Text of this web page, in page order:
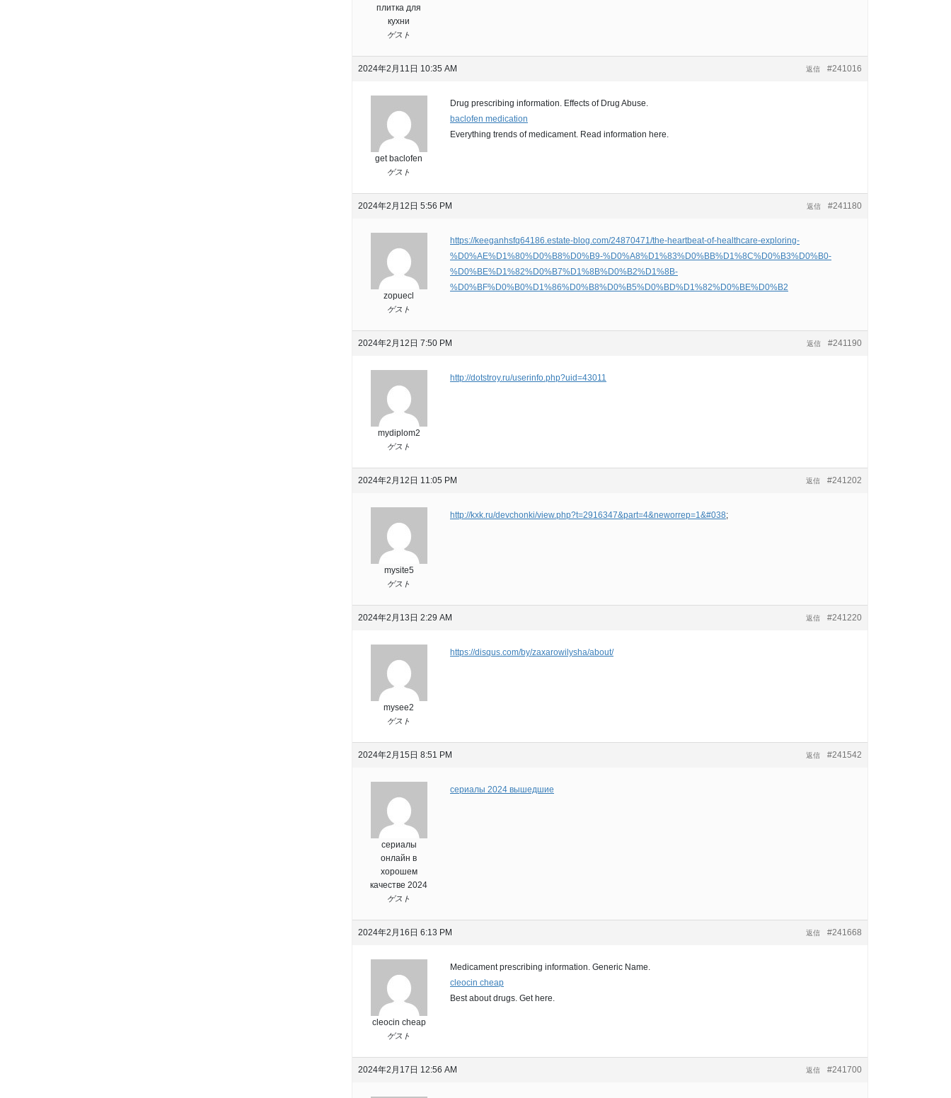
плитка для
кухни
ゲスト
2024年2月11日 10:35 AM #241016
返信
get baclofen
ゲスト
Drug prescribing information. Effects of Drug Abuse.
baclofen medication
Everything trends of medicament. Read information here.
2024年2月12日 5:56 PM #241180
返信
zopuecl
ゲスト
https://keeganhsfq64186.estate-blog.com/24870471/the-heartbeat-of-healthcare-exploring-
%D0%AE%D1%80%D0%B8%D0%B9-%D0%A8%D1%83%D0%BB%D1%8C%D0%B3%D0%B0-
%D0%BE%D1%82%D0%B7%D1%8B%D0%B2%D1%8B-
%D0%BF%D0%B0%D1%86%D0%B8%D0%B5%D0%BD%D1%82%D0%BE%D0%B2
2024年2月12日 7:50 PM #241190
返信
mydiplom2
ゲスト
http://dotstroy.ru/userinfo.php?uid=43011
2024年2月12日 11:05 PM #241202
返信
mysite5
ゲスト
http://kxk.ru/devchonki/view.php?t=2916347&part=4&neworrep=1&#038;
2024年2月13日 2:29 AM #241220
返信
mysee2
ゲスト
https://disqus.com/by/zaxarowilysha/about/
2024年2月15日 8:51 PM #241542
返信
сериалы
онлайн в
хорошем
качестве 2024
ゲスト
сериалы 2024 вышедшие
2024年2月16日 6:13 PM #241668
返信
cleocin cheap
ゲスト
Medicament prescribing information. Generic Name.
cleocin cheap
Best about drugs. Get here.
2024年2月17日 12:56 AM #241700
返信